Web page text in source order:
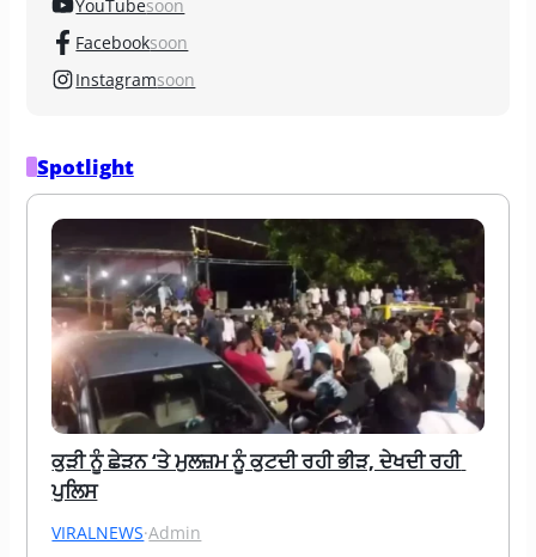
YouTubesoon
Facebooksoon
Instagramsoon
Spotlight
ਕੁੜੀ ਨੂੰ ਛੇੜਨ ‘ਤੇ ਮੁਲਜ਼ਮ ਨੂੰ ਕੁਟਦੀ ਰਹੀ ਭੀੜ, ਦੇਖਦੀ ਰਹੀ
ਪੁਲਿਸ
VIRALNEWS·Admin